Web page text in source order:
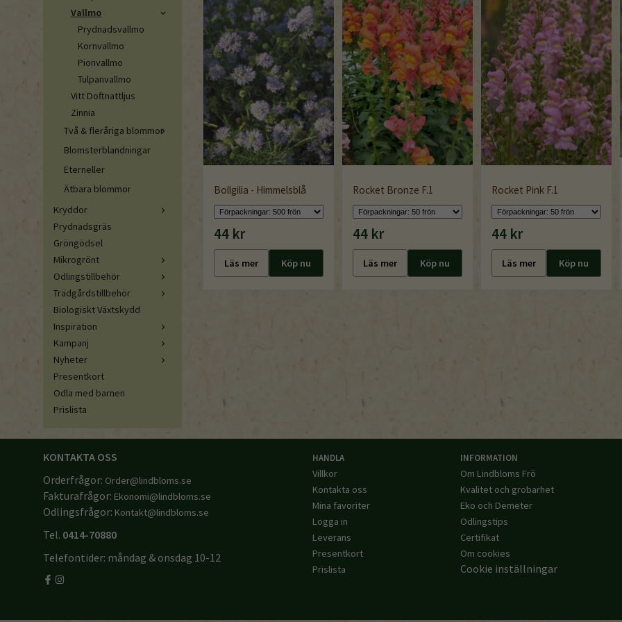
Vallmo
Prydnadsvallmo
Kornvallmo
Pionvallmo
Tulpanvallmo
Vitt Doftnattljus
Zinnia
Två & fleråriga blommor
Blomsterblandningar
Eterneller
Ätbara blommor
Kryddor
Prydnadsgräs
Gröngödsel
Mikrogrönt
Odlingstillbehör
Trädgårdstillbehör
Biologiskt Växtskydd
Inspiration
Kampanj
Nyheter
Presentkort
Odla med barnen
Prislista
Bollgilia - Himmelsblå
44 kr
Läs mer Köp nu
Rocket Bronze F.1
44 kr
Läs mer Köp nu
Rocket Pink F.1
44 kr
Läs mer Köp nu
KONTAKTA OSS
Orderfrågor: Order@lindbloms.se
Fakturafrågor: Ekonomi@lindbloms.se
Odlingsfrågor: Kontakt@lindbloms.se
Tel. 0414-70880
Telefontider: måndag & onsdag 10-12
HANDLA
Villkor
Kontakta oss
Mina favoriter
Logga in
Leverans
Presentkort
Prislista
INFORMATION
Om Lindbloms Frö
Kvalitet och grobarhet
Eko och Demeter
Odlingstips
Certifikat
Om cookies
Cookie inställningar